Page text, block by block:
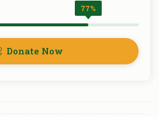
77%
Donate Now